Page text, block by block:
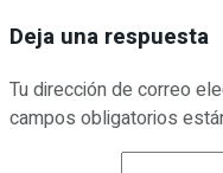
Deja una respuesta
Tu dirección de correo
campos obligatorios